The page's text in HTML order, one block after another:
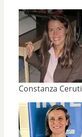
Constanza Ceruti